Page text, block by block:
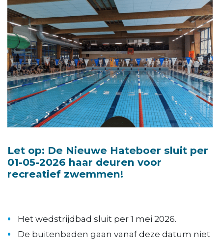
Let op: De Nieuwe Hateboer sluit per
01-05-2026 haar deuren voor
recreatief zwemmen!
Het wedstrijdbad sluit per 1 mei 2026.
De buitenbaden gaan vanaf deze datum niet